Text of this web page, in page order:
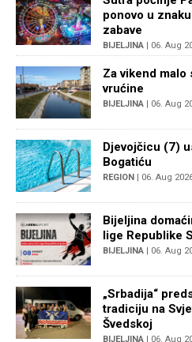
ponovo u
zabave
BIJELJINA | 06. Aug
Za vikend malo
vrućine
BIJELJINA | 06. Aug
Djevojčicu (7)
Bogatiću
REGION | 06. Aug
Bijeljina
lige Republike
BIJELJINA | 06. Aug
„Srbadija“
tradiciju na
Švedskoj
BIJELJINA | 06. Aug